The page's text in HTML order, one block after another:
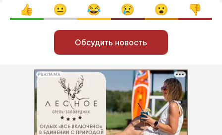
Обсудить новость
РЕКЛАМА